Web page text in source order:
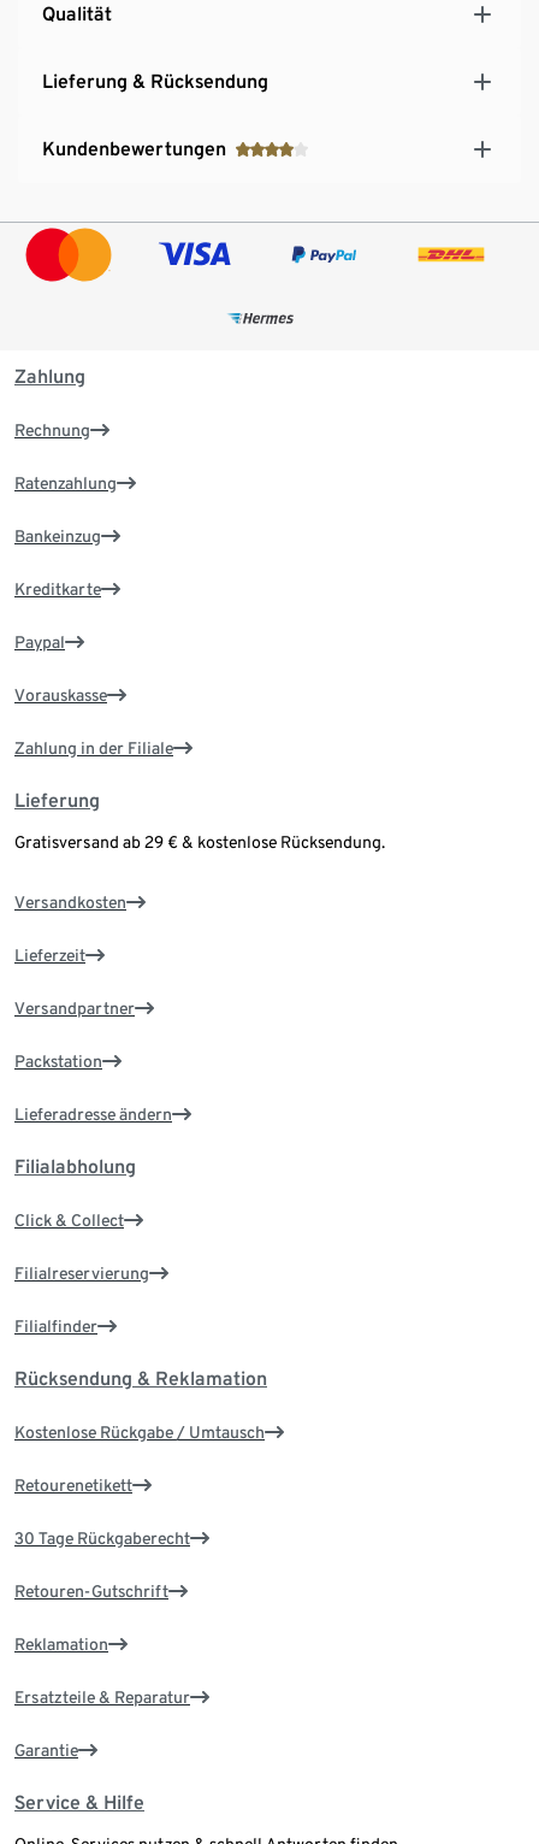
Qualität
Lieferung & Rücksendung
Kundenbewertungen
Zahlung
Rechnung
Ratenzahlung
Bankeinzug
Kreditkarte
Paypal
Vorauskasse
Zahlung in der Filiale
Lieferung
Gratisversand ab 29 € & kostenlose Rücksendung.
Versandkosten
Lieferzeit
Versandpartner
Packstation
Lieferadresse ändern
Filialabholung
Click & Collect
Filialreservierung
Filialfinder
Rücksendung & Reklamation
Kostenlose Rückgabe / Umtausch
Retourenetikett
30 Tage Rückgaberecht
Retouren-Gutschrift
Reklamation
Ersatzteile & Reparatur
Garantie
Service & Hilfe